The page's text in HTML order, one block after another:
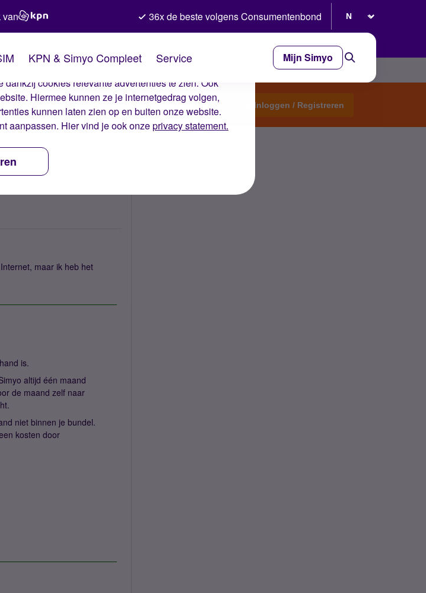
deze cookies zorgen wij ervoor dat je ervaring op de
cookies relevante advertenties te zien. Ook
Hiermee kunnen ze je internetgedrag volgen,
kunnen laten zien op en buiten onze website.
aanpassen. Hier vind je ook onzeprivacy statement.
van 36x de beste volgens Consumentenbond
KPN & Simyo Compleet Service Mijn Simyo
Start een topic Inloggen / Registreren
maar ik heb het
is.
altijd één maand
de maand zelf naar
niet binnen je bundel.
kosten door